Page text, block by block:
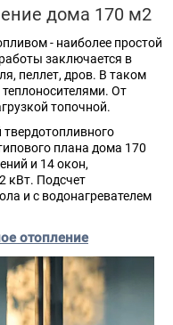
дома 170 м2
- наиболее простой
заключается в
пеллет, дров. В таком
От
топочной.
плана дома 170
и 14 окон,
кВт. Подсчет
и с водонагревателем
отопление